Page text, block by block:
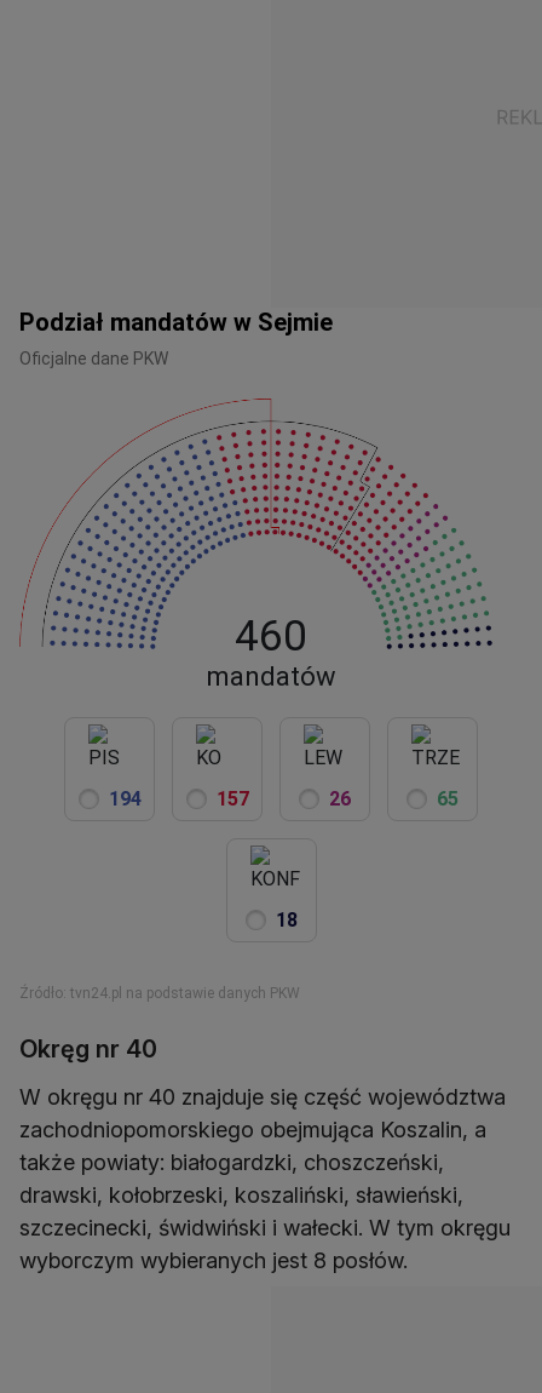
Okręg nr 40
W okręgu nr 40 znajduje się część województwa
zachodniopomorskiego obejmująca Koszalin, a
także powiaty: białogardzki, choszczeński,
drawski, kołobrzeski, koszaliński, sławieński,
szczecinecki, świdwiński i wałecki. W tym okręgu
wyborczym wybieranych jest 8 posłów.